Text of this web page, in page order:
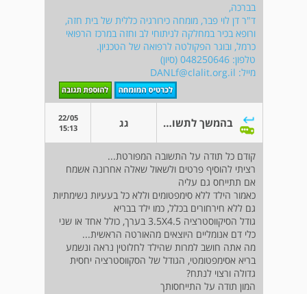
בברכה,
ד"ר דן לוי פבר, מומחה כירורגיה כללית של בית חזה,
ורופא בכיר במחלקה לניתוחי לב וחזה במרכז הרפואי
כרמל, ובוגר הפקולטה לרפואה של הטכניון.
טלפון: 048250646 (סיון)
מייל: DANLf@clalit.org.il
בהמשך לתשובתך גג
22/05
15:13
קודם כל תודה על התשובה המפורטת...
רציתי להוסיף פרטים ולשאול שאלה אחרונה אשמח
אם תתייחס גם עליה
כאמור הילד ללא סימפטומים וללא כל בעעיות נשימתיות
גם ללא חירחורים בכלל, כמו ילד בבריא
גודל הסיקווסטרציה 3.5X4.5 בערך, כולל אחד או שני
כלי דם אנומליים היוצאים מהאורטה הראשית...
מה אתה חושב למרות שהילד לחלוטין נראה ונשמע
בריא אסימפטומטי, הגודל של הסקווסטרציה יחסית
גדולה ורצוי לנתח?
המון תודה על התייחסותך